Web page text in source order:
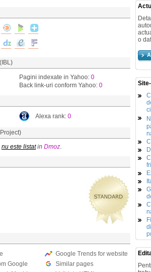
Pagini indexate in Yahoo: 0
Back link-uri conform Yahoo: 0
Alexa rank: 0
nu este listatin Dmoz.
Google
Google Trends for website
Similar pages
o